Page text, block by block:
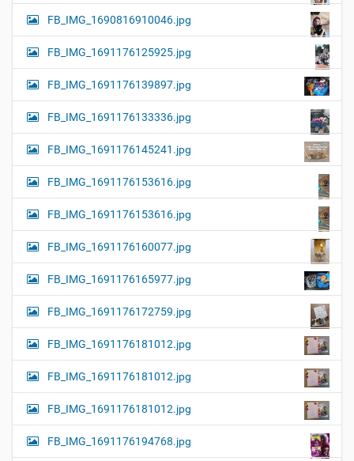
FB_IMG_1690816910046.jpg
FB_IMG_1691176125925.jpg
FB_IMG_1691176139897.jpg
FB_IMG_1691176133336.jpg
FB_IMG_1691176145241.jpg
FB_IMG_1691176153616.jpg
FB_IMG_1691176153616.jpg
FB_IMG_1691176160077.jpg
FB_IMG_1691176165977.jpg
FB_IMG_1691176172759.jpg
FB_IMG_1691176181012.jpg
FB_IMG_1691176181012.jpg
FB_IMG_1691176181012.jpg
FB_IMG_1691176194768.jpg